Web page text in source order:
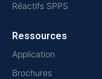
Réactifs SPPS
Ressources
Application
Brochures